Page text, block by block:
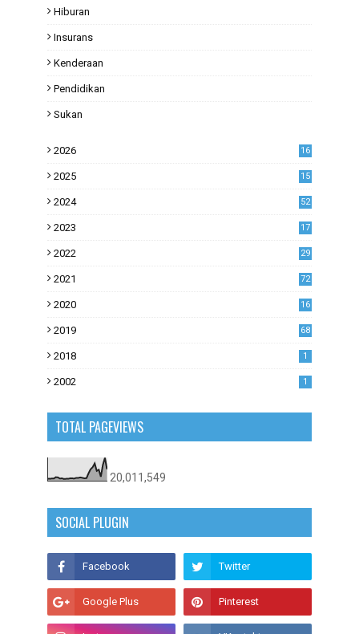
Hiburan
Insurans
Kenderaan
Pendidikan
Sukan
2026 16
2025 15
2024 52
2023
17
2022
29
2021
72
2020
16
2019
68
2018 1
2002 1
TOTAL PAGEVIEWS
20,011,549
SOCIAL PLUGIN